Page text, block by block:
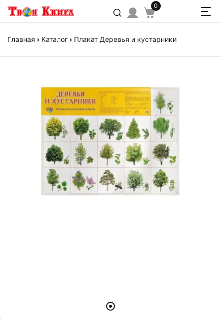
0
Главная Каталог Плакат Деревья и кустарники